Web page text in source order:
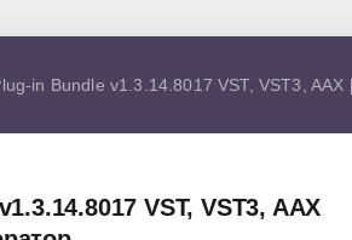
in Bundle v1.3.14.8017 VST, VST3,
VST, VST3, AAX